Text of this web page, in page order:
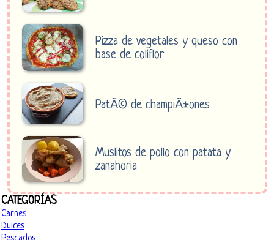
Pizza de vegetales y queso con
base de coliflor
PatÃ© de champiÃ±ones
Muslitos de pollo con patata y
zanahoria
CATEGORÍAS
Carnes
Dulces